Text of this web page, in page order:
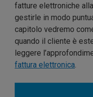
fatture elettroniche
gestirle in modo
capitolo vedremo
quando il cliente è
leggere
fattura elettronica